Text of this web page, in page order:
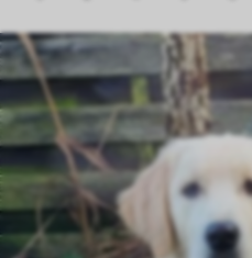
7.4 Monate
7.1 Monate
6.7 Monate
6.5 Monate
6.2 Monate
6 Monate